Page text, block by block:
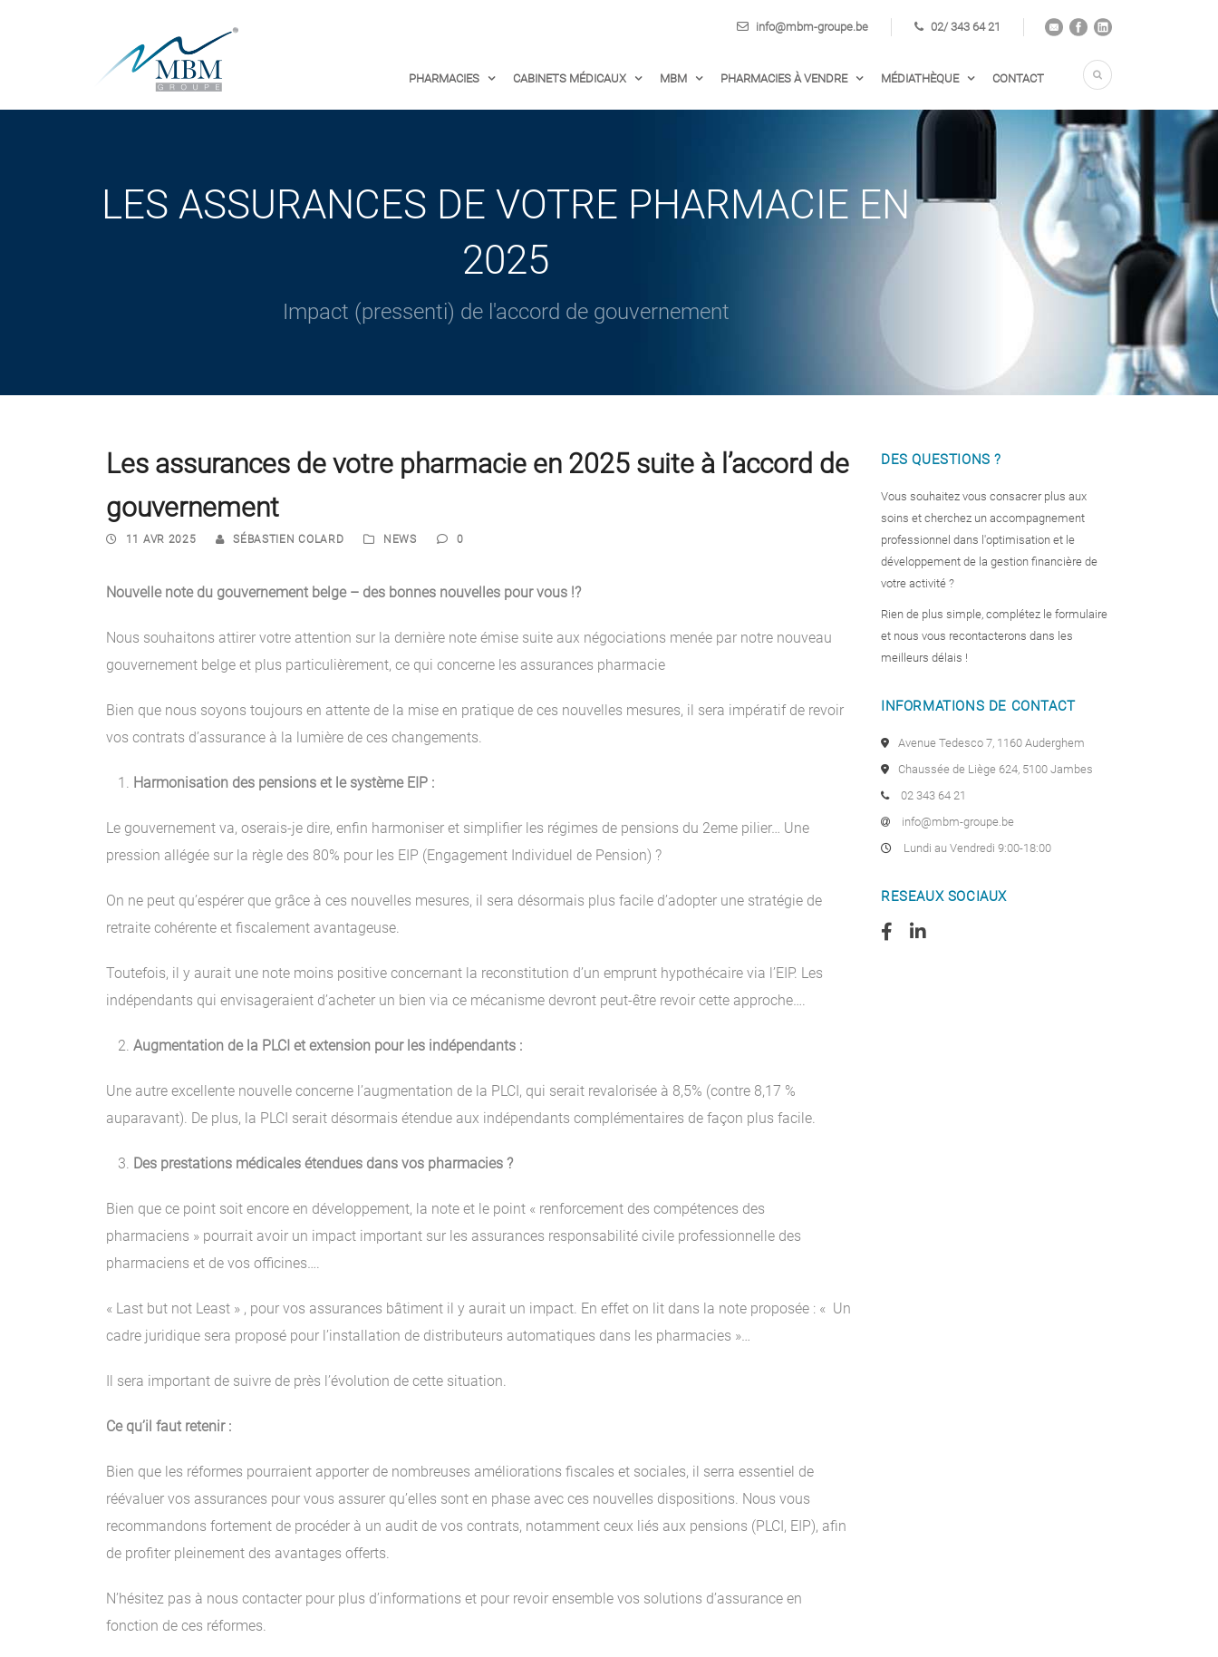
info@mbm-groupe.be 02/ 343 64 21
PHARMACIES CABINETS MÉDICAUX MBM PHARMACIES À VENDRE MÉDIATHÈQUE CONTACT
LES ASSURANCES DE VOTRE PHARMACIE EN
2025
Impact (pressenti) de l'accord de gouvernement
Les assurances de votre pharmacie en 2025 suite à l’accord de
gouvernement
11 AVR 2025 SÉBASTIEN COLARD NEWS 0
Nouvelle note du gouvernement belge – des bonnes nouvelles pour vous !?
Nous souhaitons attirer votre attention sur la dernière note émise suite aux négociations menée par notre nouveau
gouvernement belge et plus particulièrement, ce qui concerne les assurances pharmacie
Bien que nous soyons toujours en attente de la mise en pratique de ces nouvelles mesures, il sera impératif de revoir
vos contrats d’assurance à la lumière de ces changements.
Harmonisation des pensions et le système EIP :
Le gouvernement va, oserais-je dire, enfin harmoniser et simplifier les régimes de pensions du 2eme pilier… Une
pression allégée sur la règle des 80% pour les EIP (Engagement Individuel de Pension) ?
On ne peut qu’espérer que grâce à ces nouvelles mesures, il sera désormais plus facile d’adopter une stratégie de
retraite cohérente et fiscalement avantageuse.
Toutefois, il y aurait une note moins positive concernant la reconstitution d’un emprunt hypothécaire via l’EIP. Les
indépendants qui envisageraient d’acheter un bien via ce mécanisme devront peut-être revoir cette approche….
Augmentation de la PLCI et extension pour les indépendants :
Une autre excellente nouvelle concerne l’augmentation de la PLCI, qui serait revalorisée à 8,5% (contre 8,17 %
auparavant). De plus, la PLCI serait désormais étendue aux indépendants complémentaires de façon plus facile.
Des prestations médicales étendues dans vos pharmacies ?
Bien que ce point soit encore en développement, la note et le point « renforcement des compétences des
pharmaciens » pourrait avoir un impact important sur les assurances responsabilité civile professionnelle des
pharmaciens et de vos officines….
« Last but not Least » , pour vos assurances bâtiment il y aurait un impact. En effet on lit dans la note proposée : « Un
cadre juridique sera proposé pour l’installation de distributeurs automatiques dans les pharmacies »…
Il sera important de suivre de près l’évolution de cette situation.
Ce qu’il faut retenir :
Bien que les réformes pourraient apporter de nombreuses améliorations fiscales et sociales, il serra essentiel de
réévaluer vos assurances pour vous assurer qu’elles sont en phase avec ces nouvelles dispositions. Nous vous
recommandons fortement de procéder à un audit de vos contrats, notamment ceux liés aux pensions (PLCI, EIP), afin
de profiter pleinement des avantages offerts.
N’hésitez pas à nous contacter pour plus d’informations et pour revoir ensemble vos solutions d’assurance en
fonction de ces réformes.
DES QUESTIONS ?
Vous souhaitez vous consacrer plus aux
soins et cherchez un accompagnement
professionnel dans l'optimisation et le
développement de la gestion financière de
votre activité ?
Rien de plus simple, complétez le formulaire
et nous vous recontacterons dans les
meilleurs délais !
INFORMATIONS DE CONTACT
Avenue Tedesco 7, 1160 Auderghem
Chaussée de Liège 624, 5100 Jambes
02 343 64 21
info@mbm-groupe.be
Lundi au Vendredi 9:00-18:00
RESEAUX SOCIAUX